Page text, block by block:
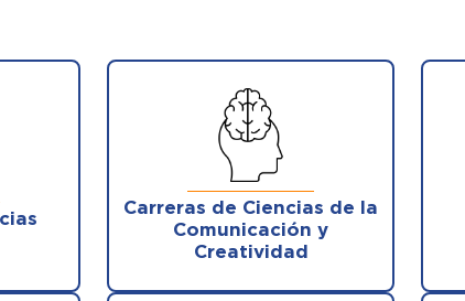
Carreras de Ciencias de la
Comunicación y
Creatividad